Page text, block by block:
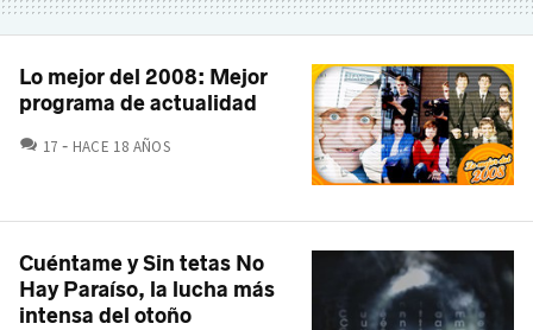
Lo mejor del 2008: Mejor
programa de actualidad
17 COMENTARIOS
HACE 18 AÑOS
Cuéntame y Sin tetas No
Hay Paraíso, la lucha más
intensa del otoño